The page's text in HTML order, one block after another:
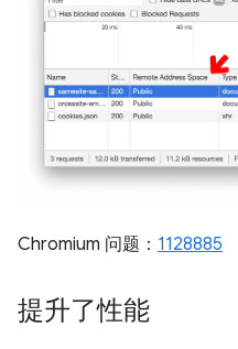
Chromium 问题： 1128885
提升了性能